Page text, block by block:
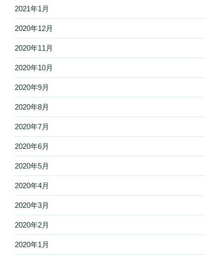
2021年1月
2020年12月
2020年11月
2020年10月
2020年9月
2020年8月
2020年7月
2020年6月
2020年5月
2020年4月
2020年3月
2020年2月
2020年1月